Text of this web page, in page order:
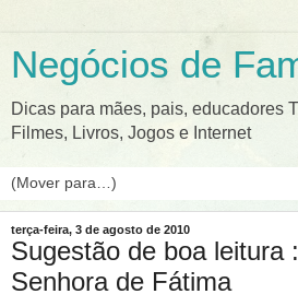
Negócios de
Dicas para mães, pais, educadores
Filmes, Livros, Jogos e Internet
terça-feira, 3 de agosto de 2010
Sugestão de boa leitura
Senhora de Fátima